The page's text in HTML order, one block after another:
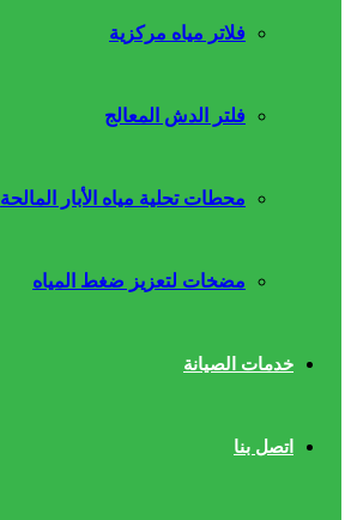
فلاتر مياه مركزية
فلتر الدش المعالج
محطات تحلية مياه الأبار المالحة
مضخات لتعزيز ضغط المياه
خدمات الصيانة
اتصل بنا